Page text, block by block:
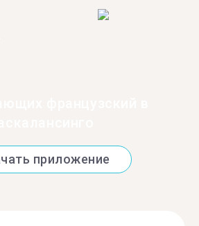
приложение